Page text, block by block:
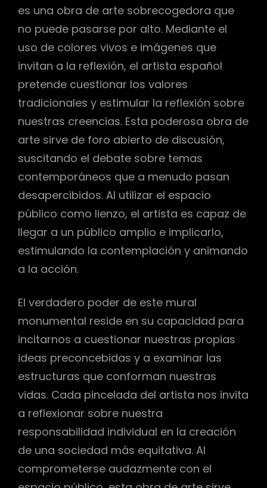
es una obra de arte sobrecogedora que
no puede pasarse por alto. Mediante el
uso de colores vivos e imágenes que
invitan a la reflexión, el artista español
pretende cuestionar los valores
tradicionales y estimular la reflexión sobre
nuestras creencias. Esta poderosa obra de
arte sirve de foro abierto de discusión,
suscitando el debate sobre temas
contemporáneos que a menudo pasan
desapercibidos. Al utilizar el espacio
público como lienzo, el artista es capaz de
llegar a un público amplio e implicarlo,
estimulando la contemplación y animando
a la acción.
El verdadero poder de este mural
monumental reside en su capacidad para
incitarnos a cuestionar nuestras propias
ideas preconcebidas y a examinar las
estructuras que conforman nuestras
vidas. Cada pincelada del artista nos invita
a reflexionar sobre nuestra
responsabilidad individual en la creación
de una sociedad más equitativa. Al
comprometerse audazmente con el